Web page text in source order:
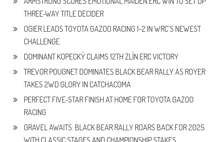
THREE-WAY TITLE DECIDER
OGIER LEADS TOYOTA GAZOO RACING 1-2 IN WRC’S NEWEST
CHALLENGE
DOMINANT KOPECKÝ CLAIMS 12TH ZLÍN ERC VICTORY
TREVOR POUGNET DOMINATES BLACK BEAR RALLY AS ROYER
TAKES 2WD GLORY IN CATCHACOMA
PERFECT FIVE-STAR FINISH AT HOME FOR TOYOTA GAZOO
RACING
GRAVEL AWAITS: BLACK BEAR RALLY ROARS BACK FOR 2025